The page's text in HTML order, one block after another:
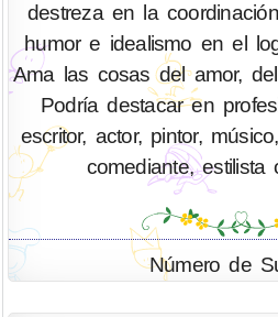
destreza en la
humor e idealismo en el
Ama las cosas del amor,
Podría destacar en
escritor, actor, pintor,
comediante, estilista
Número de